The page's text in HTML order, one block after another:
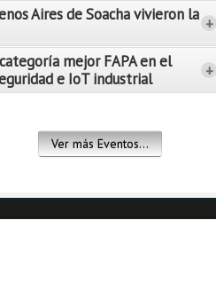
Aires de Soacha vivieron la +
mejor FAPA en el
e IoT industrial
+
Ver más Eventos...